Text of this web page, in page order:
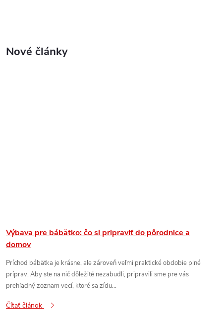
Nové články
Výbava pre bábätko: čo si pripraviť do pôrodnice a
domov
Príchod bábätka je krásne, ale zároveň veľmi praktické obdobie plné
príprav. Aby ste na nič dôležité nezabudli, pripravili sme pre vás
prehľadný zoznam vecí, ktoré sa zídu...
Čítať článok